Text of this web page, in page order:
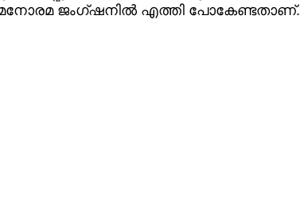
ജംഗ്ഷനിൽ എത്തി പോകേണ്ടതാണ്.